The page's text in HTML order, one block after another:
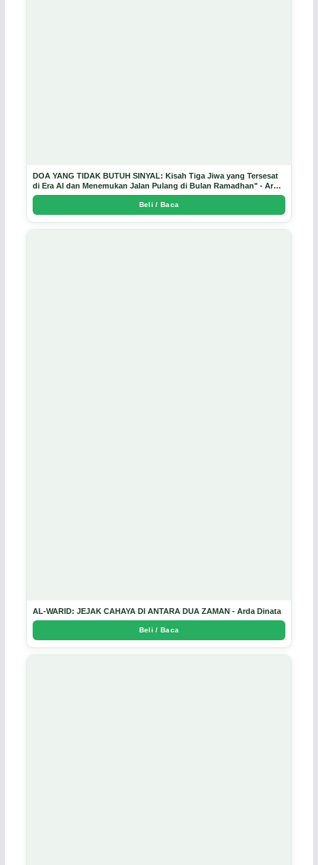
DOA YANG TIDAK BUTUH SINYAL: Kisah Tiga Jiwa yang Tersesat
di Era AI dan Menemukan Jalan Pulang di Bulan Ramadhan" - Arda
Dinata
Beli / Baca
AL-WARID: JEJAK CAHAYA DI ANTARA DUA ZAMAN - Arda Dinata
Beli / Baca